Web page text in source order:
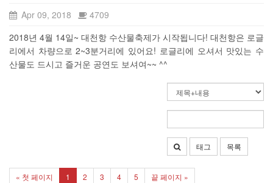
Apr 09, 2018
4709
2018년 4월 14일~ 대천항 수산물축제가 시작됩니다! 대천항은 로글
리에서 차량으로 2~3분거리에 있어요! 로글리에 오셔서 맛있는 수
산물도 드시고 즐거운 공연도 보셔여~~ ^^
태그 목록
« 첫 페이지 1 2 3 4 5 끝 페이지 »